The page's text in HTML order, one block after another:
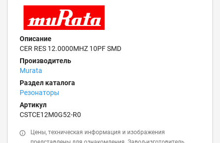
Описание
CER RES 12.0000MHZ 10PF SMD
Производитель
Murata
Раздел каталога
Резонаторы
Артикул
CSTCE12M0G52-R0
Цены, техническая информация и изображения